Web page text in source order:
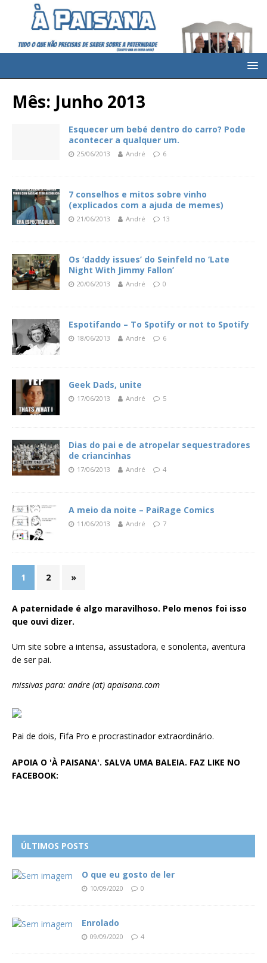
Mês: Junho 2013
Esquecer um bebé dentro do carro? Pode
acontecer a qualquer um.
25/06/2013 André 6
7 conselhos e mitos sobre vinho
(explicados com a ajuda de memes)
21/06/2013 André 13
Os ‘daddy issues’ do Seinfeld no ‘Late
Night With Jimmy Fallon’
20/06/2013 André 0
Espotifando – To Spotify or not to Spotify
18/06/2013 André 6
Geek Dads, unite
17/06/2013 André 5
Dias do pai e de atropelar sequestradores
de criancinhas
17/06/2013 André 4
A meio da noite – PaiRage Comics
11/06/2013 André 7
1 2 »
A paternidade é algo maravilhoso. Pelo menos foi isso
que ouvi dizer.
Um site sobre a intensa, assustadora, e sonolenta, aventura
de ser pai.
missivas para: andre (at) apaisana.com
Pai de dois, Fifa Pro e procrastinador extraordinário.
APOIA O 'À PAISANA'. SALVA UMA BALEIA. FAZ LIKE NO
FACEBOOK:
ÚLTIMOS POSTS
O que eu gosto de ler
10/09/2020 0
Enrolado
09/09/2020 4